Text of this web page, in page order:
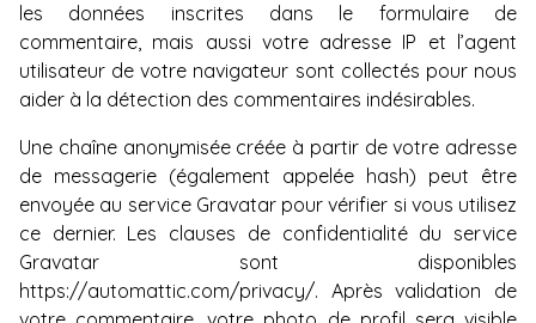
les données inscrites dans le formulaire de
commentaire, mais aussi votre adresse IP et l’agent
utilisateur de votre navigateur sont collectés pour nous
aider à la détection des commentaires indésirables.
Une chaîne anonymisée créée à partir de votre adresse
de messagerie (également appelée hash) peut être
envoyée au service Gravatar pour vérifier si vous utilisez
ce dernier. Les clauses de confidentialité du service
Gravatar sont disponibles
https://automattic.com/privacy/. Après validation de